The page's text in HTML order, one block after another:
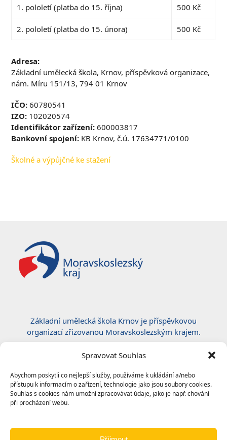
Spravovat Souhlas
Abychom poskytli co nejlepší služby, používáme k ukládání a/nebo
přístupu k informacím o zařízení, technologie jako jsou soubory cookies.
Souhlas s cookies nám umožní zpracovávat údaje, jako je např. chování
při procházení webu.
1. pololetí (platba do 15. října) 500 Kč
2. pololetí (platba do 15. února) 500 Kč
Adresa:
Základní umělecká škola, Krnov, příspěvková organizace,
nám. Míru 151/13, 794 01 Krnov
IČO:60780541
IZO: 102020574
Identifikátor zařízení: 600003817
Bankovní spojení: KB Krnov, č.ú. 17634771/0100
Školné a výpůjčné ke stažení
Základní umělecká škola Krnov je příspěvkovou
organizací zřizovanou Moravskoslezským krajem.
Certifikace ČSN EN ISO 50001:2019